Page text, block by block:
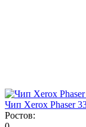
Чип Xerox Phaser
Ростов: